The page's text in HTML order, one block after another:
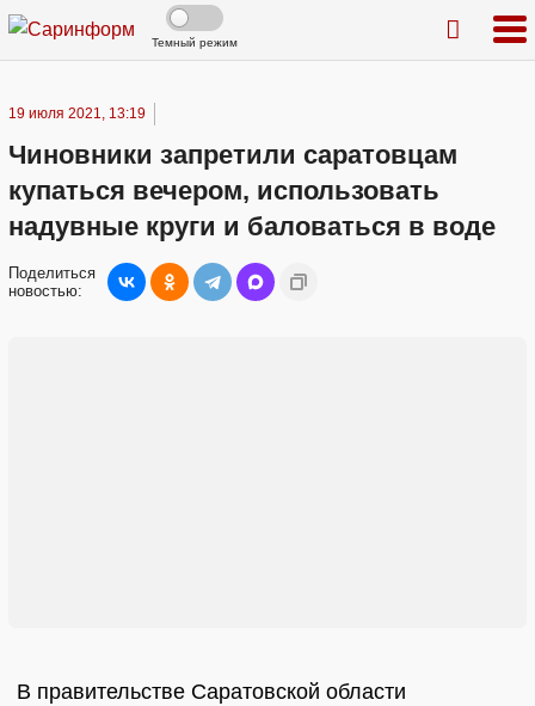
Темный режим
19 июля 2021, 13:19
Чиновники запретили саратовцам
купаться вечером, использовать
надувные круги и баловаться в воде
Поделиться
новостью:
В правительстве Саратовской области